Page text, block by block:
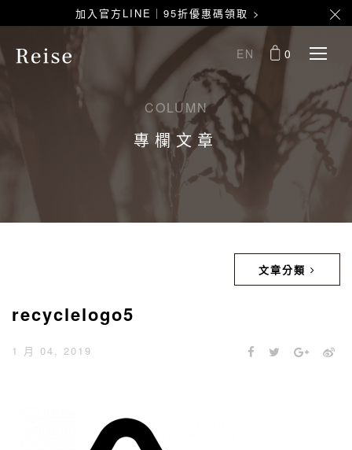
加入官方LINE｜95折優惠碼領取 >
EN 0
COLUMN
專欄文章
文章分類
recyclelogo5
1 月 04, 2019